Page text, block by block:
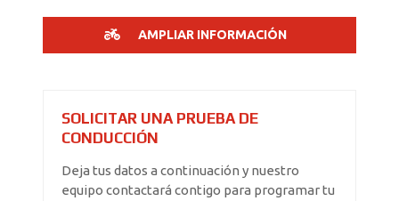
AMPLIAR INFORMACIÓN
SOLICITAR UNA PRUEBA DE
CONDUCCIÓN
Deja tus datos a continuación y nuestro
equipo contactará contigo para programar tu